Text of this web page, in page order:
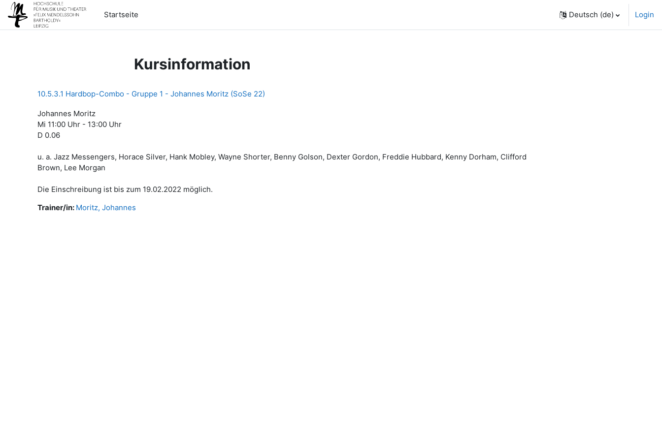
Zum Hauptinhalt
Startseite
Deutsch ‎(de)‎ Login
Kursinformation
10.5.3.1 Hardbop-Combo - Gruppe 1 - Johannes Moritz (SoSe 22)
Johannes Moritz
Mi 11:00 Uhr - 13:00 Uhr
D 0.06
u. a. Jazz Messengers, Horace Silver, Hank Mobley, Wayne Shorter, Benny Golson, Dexter Gordon, Freddie Hubbard, Kenny Dorham, Clifford
Brown, Lee Morgan
Die Einschreibung ist bis zum 19.02.2022 möglich.
Trainer/in: Moritz, Johannes